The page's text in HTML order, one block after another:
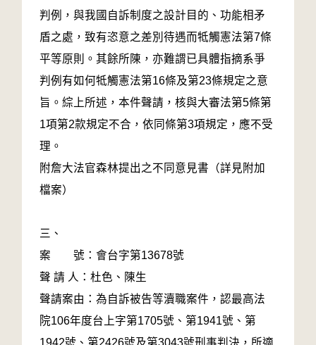
判例，與我國自訴制度之設計目的、功能相矛
盾之處，致有恣意之差別待遇而牴觸憲法第7條
平等原則。其餘所陳，亦難謂已具體指摘系爭
判例有如何牴觸憲法第16條及第23條規定之意
旨。綜上所述，本件聲請，核與大審法第5條第
1項第2款規定不合，依同條第3項規定，應不受
理。
附詹大法官森林提出之不同意見書（詳見附加
檔案）
三、
案 號：會台字第13678號
聲 請 人：杜色、陳生
聲請案由：為自訴被告等瀆職案件，認最高法
院106年度台上字第1705號、第1941號、第
1942號、第2426號及第3043號刑事判決，所適